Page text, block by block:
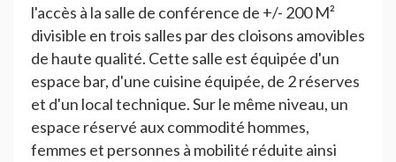
l'accès à la salle de conférence de +/- 200 M²
divisible en trois salles par des cloisons amovibles
de haute qualité. Cette salle est équipée d'un
espace bar, d'une cuisine équipée, de 2 réserves
et d'un local technique. Sur le même niveau, un
espace réservé aux commodité hommes,
femmes et personnes à mobilité réduite ainsi